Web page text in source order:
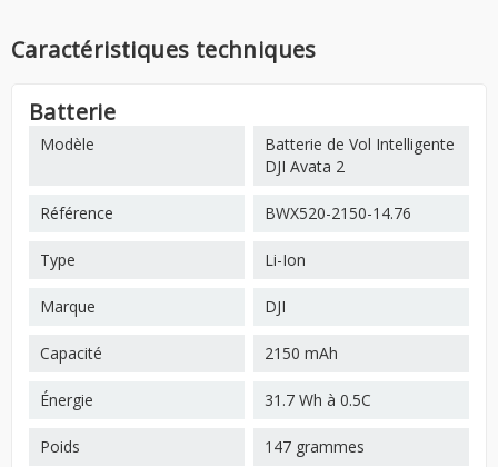
Caractéristiques techniques
Batterie
Modèle
Batterie de Vol Intelligente
DJI Avata 2
Référence BWX520-2150-14.76
Type Li-Ion
Marque DJI
Capacité 2150 mAh
Énergie 31.7 Wh à 0.5C
Poids 147 grammes